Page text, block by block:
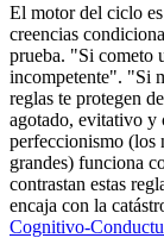
El motor del ciclo
creencias
prueba. "Si cometo
incompetente". "Si
reglas te protegen
agotado, evitativo y
perfeccionismo (los
grandes) funciona
contrastan estas
encaja con la
Cognitivo-